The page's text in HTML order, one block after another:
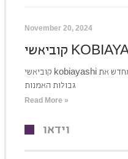
November 20, 2024
קוביאשי kobiayashi החזון הגרפי שמגדיר מחדש את
גבולות האמנות
Read More »
וידאו